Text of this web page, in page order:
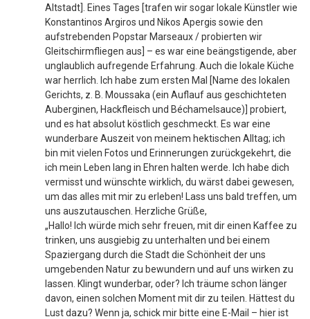
Altstadt]. Eines Tages [trafen wir sogar lokale Künstler wie
Konstantinos Argiros und Nikos Apergis sowie den
aufstrebenden Popstar Marseaux / probierten wir
Gleitschirmfliegen aus] – es war eine beängstigende, aber
unglaublich aufregende Erfahrung. Auch die lokale Küche
war herrlich. Ich habe zum ersten Mal [Name des lokalen
Gerichts, z. B. Moussaka (ein Auflauf aus geschichteten
Auberginen, Hackfleisch und Béchamelsauce)] probiert,
und es hat absolut köstlich geschmeckt. Es war eine
wunderbare Auszeit von meinem hektischen Alltag; ich
bin mit vielen Fotos und Erinnerungen zurückgekehrt, die
ich mein Leben lang in Ehren halten werde. Ich habe dich
vermisst und wünschte wirklich, du wärst dabei gewesen,
um das alles mit mir zu erleben! Lass uns bald treffen, um
uns auszutauschen. Herzliche Grüße,
„Hallo! Ich würde mich sehr freuen, mit dir einen Kaffee zu
trinken, uns ausgiebig zu unterhalten und bei einem
Spaziergang durch die Stadt die Schönheit der uns
umgebenden Natur zu bewundern und auf uns wirken zu
lassen. Klingt wunderbar, oder? Ich träume schon länger
davon, einen solchen Moment mit dir zu teilen. Hättest du
Lust dazu? Wenn ja, schick mir bitte eine E-Mail – hier ist